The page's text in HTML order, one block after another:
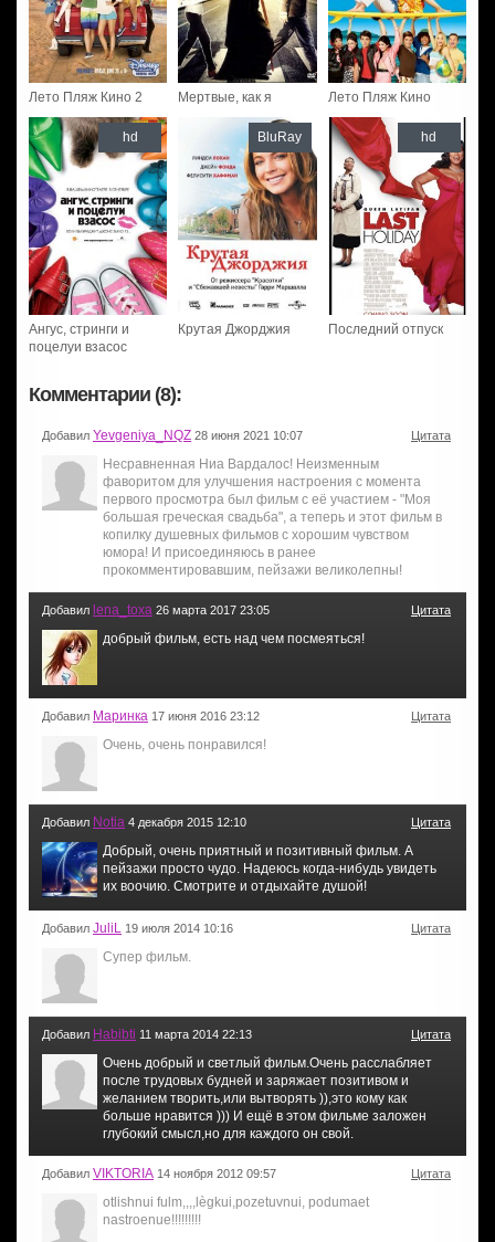
Лето Пляж Кино 2 Мертвые, как я Лето Пляж Кино
Ангус, стринги и
поцелуи взасос
hd
Крутая Джорджия
BluRay
Последний отпуск
hd
Комментарии (8):
Добавил Yevgeniya_NQZ 28 июня 2021 10:07 Цитата
Несравненная Ниа Вардалос! Неизменным
фаворитом для улучшения настроения с момента
первого просмотра был фильм с её участием - "Моя
большая греческая свадьба", а теперь и этот фильм в
копилку душевных фильмов с хорошим чувством
юмора! И присоединяюсь в ранее
прокомментировавшим, пейзажи великолепны!
Добавил lena_toxa 26 марта 2017 23:05 Цитата
добрый фильм, есть над чем посмеяться!
Добавил Маринка 17 июня 2016 23:12 Цитата
Очень, очень понравился!
Добавил Notia 4 декабря 2015 12:10 Цитата
Добрый, очень приятный и позитивный фильм. А
пейзажи просто чудо. Надеюсь когда-нибудь увидеть
их воочию. Смотрите и отдыхайте душой!
Добавил JuliL 19 июля 2014 10:16 Цитата
Супер фильм.
Добавил Habibti 11 марта 2014 22:13 Цитата
Очень добрый и светлый фильм.Очень расслабляет
после трудовых будней и заряжает позитивом и
желанием творить,или вытворять )),это кому как
больше нравится ))) И ещё в этом фильме заложен
глубокий смысл,но для каждого он свой.
Добавил VIKTORIA 14 ноября 2012 09:57 Цитата
otlishnui fulm,,,,lègkui,pozetuvnui, podumaet
nastroenue!!!!!!!!!